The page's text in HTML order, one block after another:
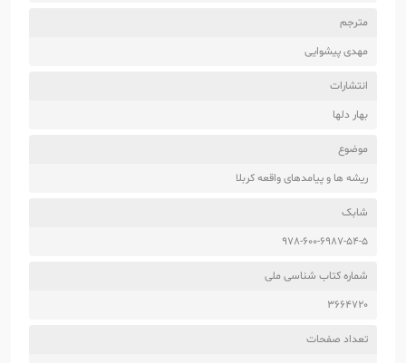
مترجم
مهدی پیشوایی
انتشارات
بهار دلها
موضوع
ریشه ها و پیامدهای واقعه کربلا
شابک
978-600-6987-54-5
شماره کتاب شناسی ملی
3664720
تعداد صفحات